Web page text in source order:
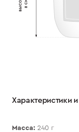
Характеристики
Масса:240 г